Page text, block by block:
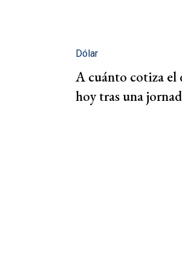
Dólar
A cuánto cotiza
hoy tras una